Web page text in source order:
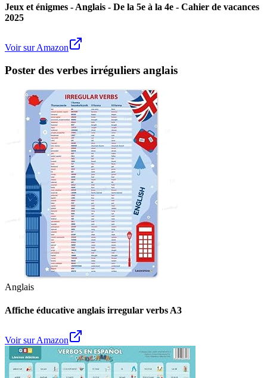
Jeux et énigmes - Anglais - De la 5e à la 4e - Cahier de vacances
2025
Voir sur Amazon
Poster des verbes irréguliers anglais
Anglais
Affiche éducative anglais irregular verbs A3
Voir sur Amazon